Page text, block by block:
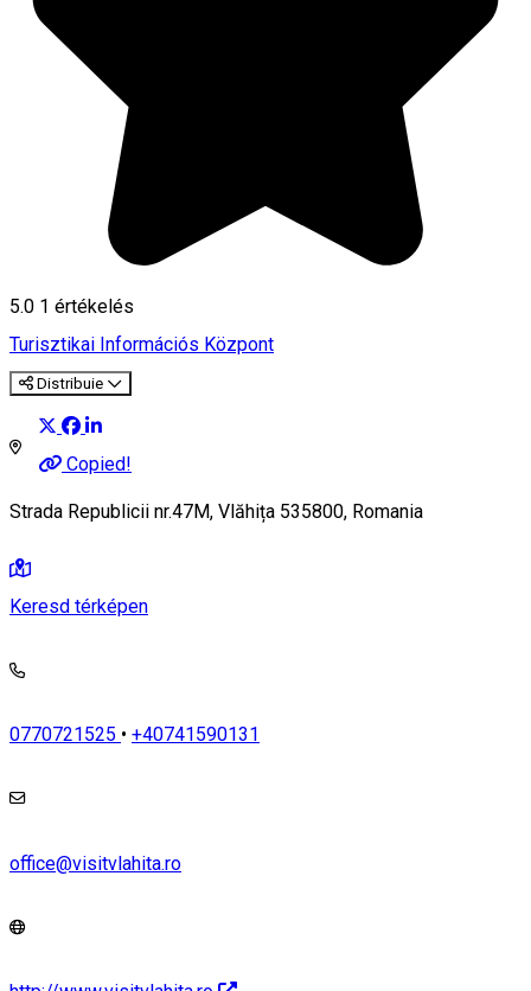
5.0 1 értékelés
Turisztikai Információs Központ
Distribuie
Copied!
Strada Republicii nr.47M, Vlăhița 535800, Romania
Keresd térképen
0770721525 • +40741590131
office@visitvlahita.ro